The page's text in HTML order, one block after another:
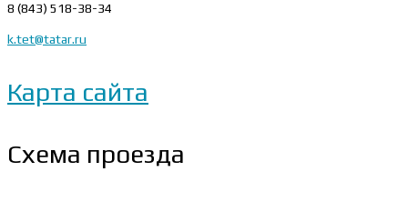
8 (843) 518-38-34
k.tet@tatar.ru
Карта сайта
Схема проезда